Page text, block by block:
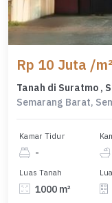
Rp 10 Juta /m²
Tanah di Suratmo ,
Semarang Barat,
Kamar Tidur
-
Luas Tanah
1000 m²